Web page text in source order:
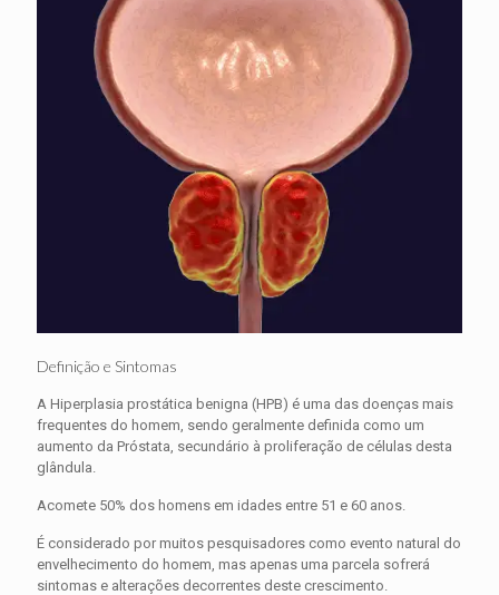
Definição e Sintomas
A Hiperplasia prostática benigna (HPB) é uma das doenças mais
frequentes do homem, sendo geralmente definida como um
aumento da Próstata, secundário à proliferação de células desta
glândula.
Acomete 50% dos homens em idades entre 51 e 60 anos.
É considerado por muitos pesquisadores como evento natural do
envelhecimento do homem, mas apenas uma parcela sofrerá
sintomas e alterações decorrentes deste crescimento.